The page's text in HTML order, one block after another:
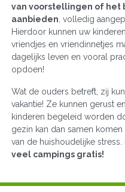
van voorstellingen of het
aanbieden , volledig
Hierdoor kunnen uw
vriendjes en vriendinnetjes
dagelijks leven en vooral
opdoen!
Wat de ouders betreft, zij
vakantie! Ze kunnen gerust
kinderen begeleid worden
gezin kan dan samen
van de huishoudelijke stress.
veel campings gratis!